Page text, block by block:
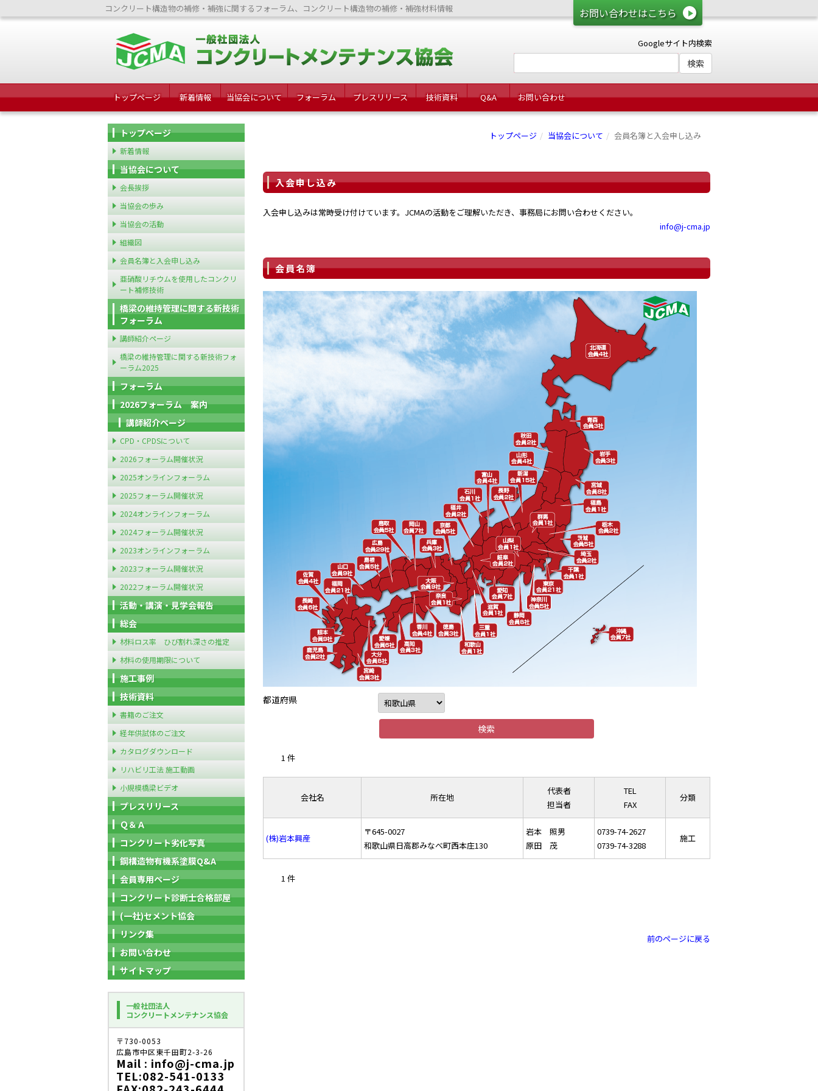
お問い合わせはこちら
コンクリート構造物の補修・補強に関するフォーラム、コンクリート構造物の補修・補強材料情報
Googleサイト内検索
トップページ 新着情報 当協会について フォーラム プレスリリース 技術資料 Q&A お問い合わせ
トップページ 当協会について 会員名簿と入会申し込み
入会申し込み
入会申し込みは常時受け付けています。JCMAの活動をご理解いただき、事務局にお問い合わせください。
info@j-cma.jp
会員名簿
都道府県
1 件
会社名 所在地
代表者
担当者
TEL
FAX
分類
(株)岩本興産
〒645-0027
和歌山県日高郡みなべ町西本庄130
岩本 照男
原田 茂
0739-74-2627
0739-74-3288
施工
1 件
前のページに戻る
トップページ
新着情報
当協会について
会長挨拶
当協会の歩み
当協会の活動
組織図
会員名簿と入会申し込み
亜硝酸リチウムを使用したコンクリ
ート補修技術
橋梁の維持管理に関する新技術
フォーラム
講師紹介ページ
橋梁の維持管理に関する新技術フォ
ーラム2025
フォーラム
2026フォーラム 案内
講師紹介ページ
CPD・CPDSについて
2026フォーラム開催状況
2025オンラインフォーラム
2025フォーラム開催状況
2024オンラインフォーラム
2024フォーラム開催状況
2023オンラインフォーラム
2023フォーラム開催状況
2022フォーラム開催状況
活動・講演・見学会報告
総会
材料ロス率 ひび割れ深さの推定
材料の使用期限について
施工事例
技術資料
書籍のご注文
経年供試体のご注文
カタログダウンロード
リハビリ工法 施工動画
小規模橋梁ビデオ
プレスリリース
Ｑ＆Ａ
コンクリート劣化写真
鋼構造物有機系塗膜Q&A
会員専用ページ
コンクリート診断士合格部屋
(一社)セメント協会
リンク集
お問い合わせ
サイトマップ
一般社団法人
コンクリートメンテナンス協会
〒730-0053
広島市中区東千田町2-3-26
Mail : info@j-cma.jp
TEL:082-541-0133